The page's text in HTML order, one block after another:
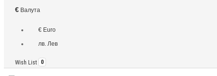
€ Валута
€ Euro
лв. Лев
Wish List 0